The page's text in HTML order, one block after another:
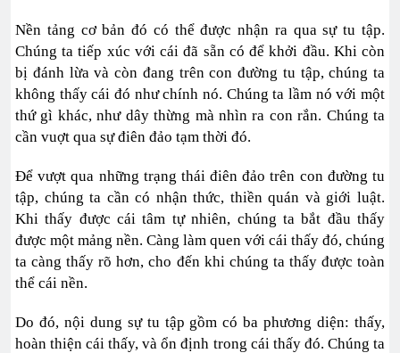
Nền tảng cơ bản đó có thể được nhận ra qua sự tu tập.
Chúng ta tiếp xúc với cái đã sẵn có để khởi đầu. Khi còn
bị đánh lừa và còn đang trên con đường tu tập, chúng ta
không thấy cái đó như chính nó. Chúng ta lầm nó với một
thứ gì khác, như dây thừng mà nhìn ra con rắn. Chúng ta
cần vuợt qua sự điên đảo tạm thời đó.
Để vượt qua những trạng thái điên đảo trên con đường tu
tập, chúng ta cần có nhận thức, thiền quán và giới luật.
Khi thấy được cái tâm tự nhiên, chúng ta bắt đầu thấy
được một mảng nền. Càng làm quen với cái thấy đó, chúng
ta càng thấy rõ hơn, cho đến khi chúng ta thấy được toàn
thể cái nền.
Do đó, nội dung sự tu tập gồm có ba phương diện: thấy,
hoàn thiện cái thấy, và ổn định trong cái thấy đó. Chúng ta